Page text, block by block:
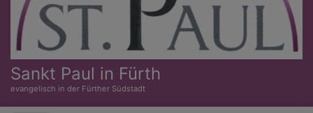
Sankt Paul in Fürth
evangelisch in der Fürther Südstadt